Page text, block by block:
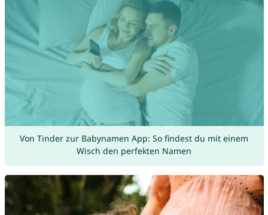
Von Tinder zur Babynamen App: So findest du mit einem
Wisch den perfekten Namen